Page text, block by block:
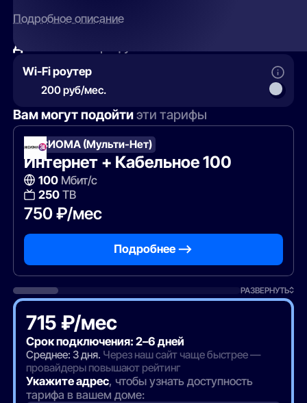
Подробное описание
Добавить
Wi-Fi роутер
200 руб/мес.
Вам могут подойтиэти тарифы
АКСИОМА (Мульти-Нет)
Интернет + Кабельное 100
100Мбит/с
250ТВ
750 ₽/мес
Подробнее —>
РАЗВЕРНУТЬ
715 ₽/мес
Срок подключения: 2–6 дней
Среднее: 3 дня. Через наш сайт чаще быстрее —
провайдеры повышают рейтинг
Укажите адрес, чтобы узнать доступность
тарифа в вашем доме: